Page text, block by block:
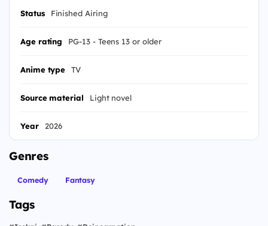
Status Finished Airing
Age rating PG-13 - Teens 13 or older
Anime type TV
Source material Light novel
Year 2026
Genres
Comedy Fantasy
Tags